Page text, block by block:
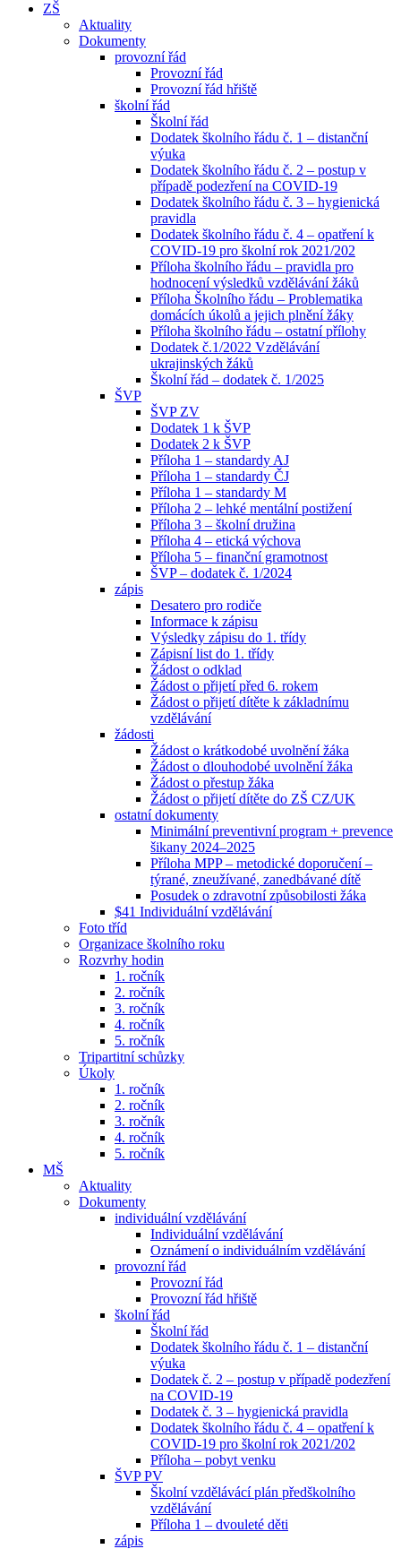
ZŠ
Aktuality
Dokumenty
provozní řád
Provozní řád
Provozní řád hřiště
školní řád
Školní řád
Dodatek školního řádu č. 1 – distanční
výuka
Dodatek školního řádu č. 2 – postup v
případě podezření na COVID-19
Dodatek školního řádu č. 3 – hygienická
pravidla
Dodatek školního řádu č. 4 – opatření k
COVID-19 pro školní rok 2021/202
Příloha školního řádu – pravidla pro
hodnocení výsledků vzdělávání žáků
Příloha Školního řádu – Problematika
domácích úkolů a jejich plnění žáky
Příloha školního řádu – ostatní přílohy
Dodatek č.1/2022 Vzdělávání
ukrajinských žáků
Školní řád – dodatek č. 1/2025
ŠVP
ŠVP ZV
Dodatek 1 k ŠVP
Dodatek 2 k ŠVP
Příloha 1 – standardy AJ
Příloha 1 – standardy ČJ
Příloha 1 – standardy M
Příloha 2 – lehké mentální postižení
Příloha 3 – školní družina
Příloha 4 – etická výchova
Příloha 5 – finanční gramotnost
ŠVP – dodatek č. 1/2024
zápis
Desatero pro rodiče
Informace k zápisu
Výsledky zápisu do 1. třídy
Zápisní list do 1. třídy
Žádost o odklad
Žádost o přijetí před 6. rokem
Žádost o přijetí dítěte k základnímu
vzdělávání
žádosti
Žádost o krátkodobé uvolnění žáka
Žádost o dlouhodobé uvolnění žáka
Žádost o přestup žáka
Žádost o přijetí dítěte do ZŠ CZ/UK
ostatní dokumenty
Minimální preventivní program + prevence
šikany 2024–2025
Příloha MPP – metodické doporučení –
týrané, zneužívané, zanedbávané dítě
Posudek o zdravotní způsobilosti žáka
$41 Individuální vzdělávání
Foto tříd
Organizace školního roku
Rozvrhy hodin
1. ročník
2. ročník
3. ročník
4. ročník
5. ročník
Tripartitní schůzky
Úkoly
1. ročník
2. ročník
3. ročník
4. ročník
5. ročník
MŠ
Aktuality
Dokumenty
individuální vzdělávání
Individuální vzdělávání
Oznámení o individuálním vzdělávání
provozní řád
Provozní řád
Provozní řád hřiště
školní řád
Školní řád
Dodatek školního řádu č. 1 – distanční
výuka
Dodatek č. 2 – postup v případě podezření
na COVID-19
Dodatek č. 3 – hygienická pravidla
Dodatek školního řádu č. 4 – opatření k
COVID-19 pro školní rok 2021/202
Příloha – pobyt venku
ŠVP PV
Školní vzdělávácí plán předškolního
vzdělávání
Příloha 1 – dvouleté děti
zápis